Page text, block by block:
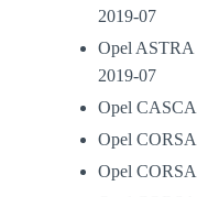
2019-07
Opel ASTRA
2019-07
Opel
Opel
Opel